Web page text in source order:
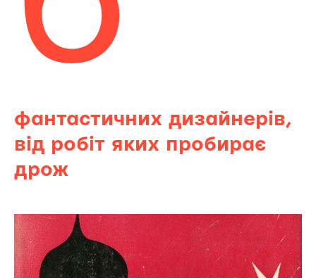
фантастичних дизайнерів,
від робіт яких пробирає
дрож